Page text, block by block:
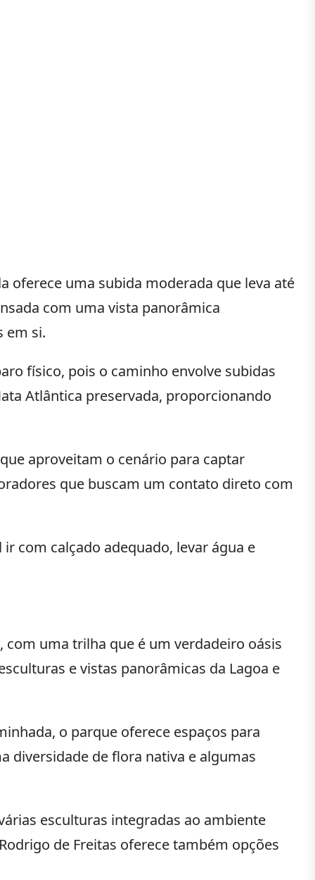
oferece uma subida moderada que leva até
com uma vista panorâmica
em si.
físico, pois o caminho envolve subidas
Atlântica preservada, proporcionando
aproveitam o cenário para captar
que buscam um contato direto com
com calçado adequado, levar água e
com uma trilha que é um verdadeiro oásis
e vistas panorâmicas da Lagoa e
o parque oferece espaços para
diversidade de flora nativa e algumas
esculturas integradas ao ambiente
de Freitas oferece também opções